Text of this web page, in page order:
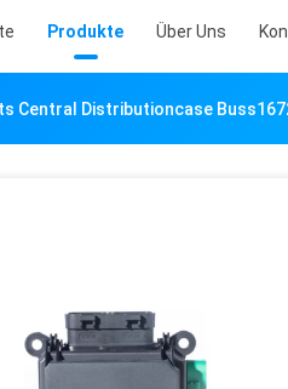
Produkte Über Uns
Central Distributioncase